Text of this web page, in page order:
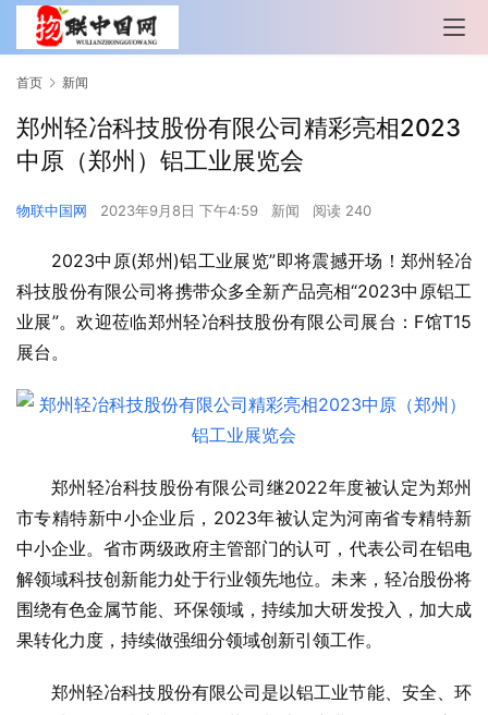
首页 新闻
郑州轻冶科技股份有限公司精彩亮相2023
中原（郑州）铝工业展览会
物联中国网 2023年9月8日 下午4:59 新闻 阅读 240
2023中原(郑州)铝工业展览”即将震撼开场！郑州轻冶
科技股份有限公司将携带众多全新产品亮相“2023中原铝工
业展”。欢迎莅临郑州轻冶科技股份有限公司展台：F馆T15
展台。
郑州轻冶科技股份有限公司继2022年度被认定为郑州
市专精特新中小企业后，2023年被认定为河南省专精特新
中小企业。省市两级政府主管部门的认可，代表公司在铝电
解领域科技创新能力处于行业领先地位。未来，轻冶股份将
围绕有色金属节能、环保领域，持续加大研发投入，加大成
果转化力度，持续做强细分领域创新引领工作。
郑州轻冶科技股份有限公司是以铝工业节能、安全、环